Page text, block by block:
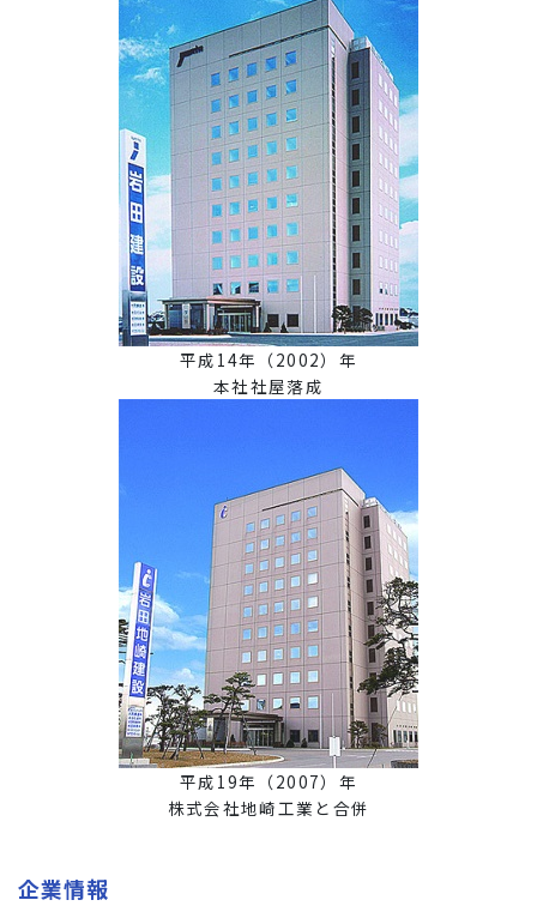
平成14年（2002）年
本社社屋落成
平成19年（2007）年
株式会社地崎工業と合併
企業情報